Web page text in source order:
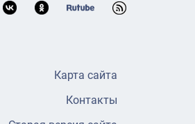
Карта сайта
Контакты